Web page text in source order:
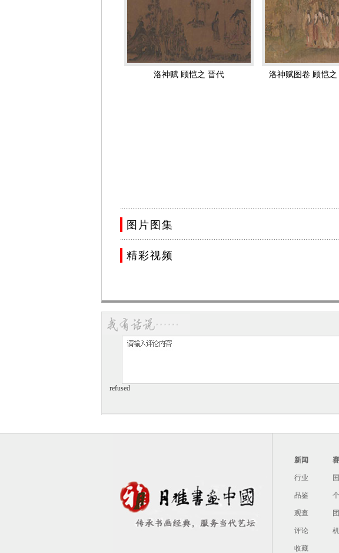
句流传下来，如“千岩竞秀，万壑争流，草木蒙茏，若云兴
艺术特色
顾恺之的《论画》一文，象他另外两篇关于绘画艺术的文
记、伏羲神农、汉本记、孙武、醉客、穰苴、壮士、列士
嵇兴、临深履薄等作品，都是评论这些画中人物形象和神
图》（宋代摹本，故宫博物院藏），都很能说明顾恺之时代
所作，他撰写这篇文章的目的，据说是用以讽刺放荡而堕落
古人称其勾勒轮廓和衣褶所用的线条“如春蚕吐丝”，也形
和的节奏感。《洛神赋图》，古代有名的诗人曹植用神话
曹植。曹植在回归他自己的封地的路上经过洛水，夜晚梦
为神）的动人形象，也就是被他美化了情人的形象，甄氏
本，都被认为是顾恺之原作的摹本。故宫博物院所藏的两
的六朝时代的特点。画卷的开始便是曹植和他的侍从在洛
一富有文学性的《洛神赋图》，描写了人的感情活动，所以
些作画的经验。他又一著作《画云台山记》，是一篇有历
是道教的祖师张道陵修道成仙的名山。这幅图描绘天师张
中的山石涧流的险峭之势，山峰上有孤松，山中穿插着凤鸟
容和风格。早期山水画是包含了神仙怪异的因素的。
南北朝的道教徒宗炳、王微的论述山水画的文章也保留了
洛神赋 顾恺之 晋代 洛神赋图卷 顾恺
图片图集
精彩视频
refused
新闻
行业
品鉴
观查
评论
收藏